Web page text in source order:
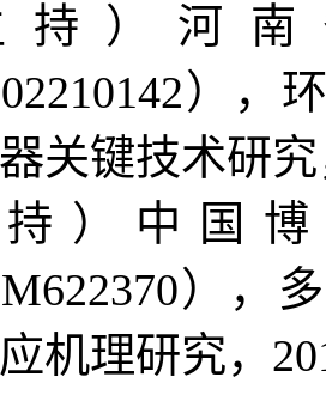
持） 河
），
关键技术研
） 中国
），
机理研究，